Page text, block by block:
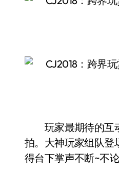
玩家最期待的互动
拍。大神玩家组队登
得台下掌声不断~不